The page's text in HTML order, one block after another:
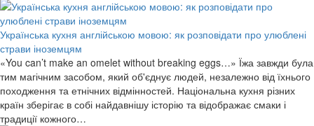
Українська кухня англійською мовою: як розповідати про улюблені
страви іноземцям
«You can’t make an omelet without breaking eggs…» Їжа завжди була
тим магічним засобом, який об'єднує людей, незалежно від їхнього
походження та етнічних відмінностей. Національна кухня різних
країн зберігає в собі найдавнішу історію та відображає смаки і
традиції кожного…